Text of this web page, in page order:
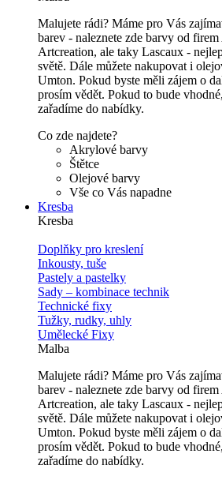
Malujete rádi? Máme pro Vás
barev - naleznete zde barvy od firem
Artcreation, ale taky Lascaux -
světě. Dále můžete nakupovat i
Umton. Pokud byste měli zájem o
prosím vědět. Pokud to bude
zařadíme do nabídky.
Co zde najdete?
Akrylové barvy
Štětce
Olejové barvy
Vše co Vás napadne
Kresba
Kresba
Doplňky pro kreslení
Inkousty, tuše
Pastely a pastelky
Sady – kombinace technik
Technické fixy
Tužky, rudky, uhly
Umělecké Fixy
Malba
Malujete rádi? Máme pro Vás
barev - naleznete zde barvy od firem
Artcreation, ale taky Lascaux -
světě. Dále můžete nakupovat i
Umton. Pokud byste měli zájem o
prosím vědět. Pokud to bude
zařadíme do nabídky.